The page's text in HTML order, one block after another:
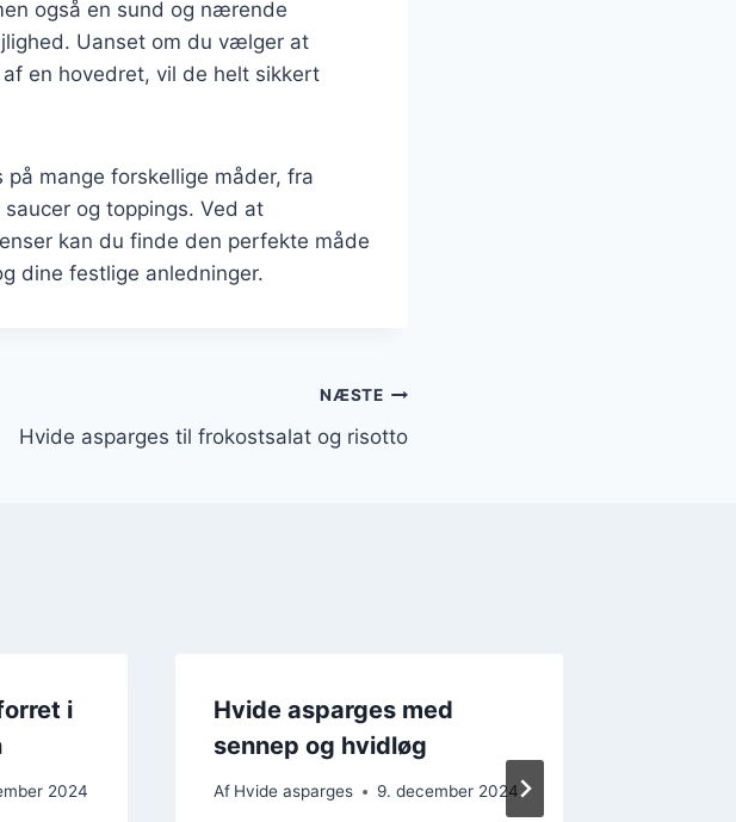
også en sund og nærende
Uanset om du vælger at
en hovedret, vil de helt sikkert
mange forskellige måder, fra
og toppings. Ved at
kan du finde den perfekte måde
dine festlige anledninger.
NÆSTE
Hvide asparges til frokostsalat og risotto
i
2024
Hvide asparges med
sennep og hvidløg
Af Hvide asparges 9. december 2024